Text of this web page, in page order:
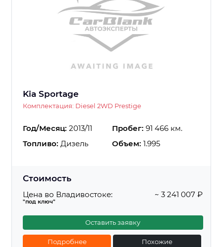
Kia Sportage
Комплектация: Diesel 2WD Prestige
Год/Месяц: 2013/11 Пробег: 91 466 км.
Топливо: Дизель Объем: 1.995
Стоимость
Цена во Владивостоке:
"под ключ"
~ 3 241 007 ₽
Оставить заявку
Подробнее Похожие